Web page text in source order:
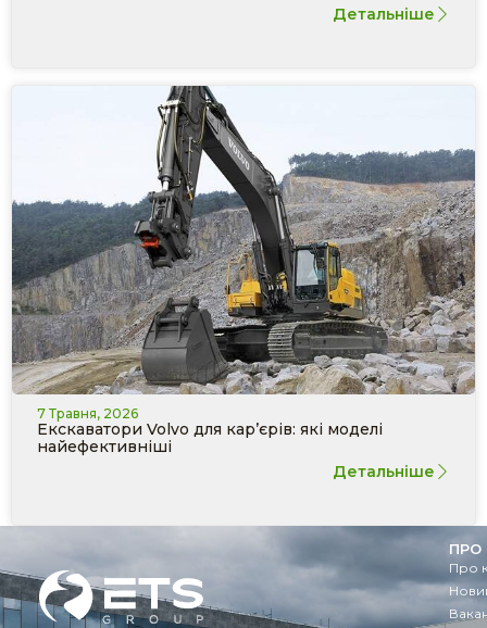
Детальніше
7 Травня, 2026
Екскаватори Volvo для кар’єрів: які моделі
найефективніші
Детальніше
ПРО
Про